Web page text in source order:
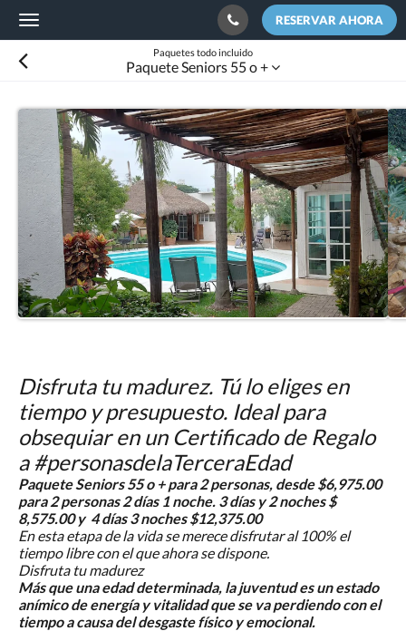
Toggle
navigation
RESERVAR AHORA
Paquetes todo incluido
Paquete Seniors 55 o +
Disfruta tu madurez. Tú lo eliges en
tiempo y presupuesto. Ideal para
obsequiar en un Certificado de Regalo
a #personasdelaTerceraEdad
Paquete Seniors 55 o + para 2 personas, desde $6,975.00
para 2 personas 2 días 1 noche. 3 días y 2 noches $
8,575.00 y 4 días 3 noches $12,375.00
En esta etapa de la vida se merece disfrutar al 100% el
tiempo libre con el que ahora se dispone.
Disfruta tu madurez
Más que una edad determinada, la juventud es un estado
anímico de energía y vitalidad que se va perdiendo con el
tiempo a causa del desgaste físico y emocional.